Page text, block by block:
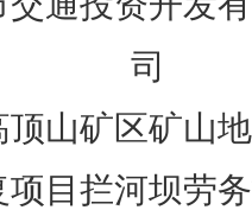
司
顶山矿区矿山
项目拦河坝劳